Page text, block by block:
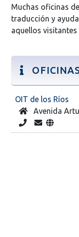
Muchas oficinas
traducción y
aquellos visitantes
OIT de los Ríos
Avenida